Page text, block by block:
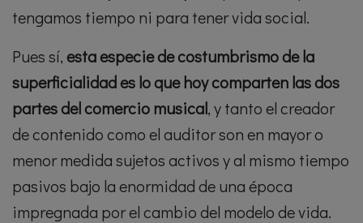
tengamos tiempo ni para tener vida social.
Pues sí,esta especie de costumbrismo de la
superficialidad es lo que hoy comparten las dos
partes del comercio musical, y tanto el creador
de contenido como el auditor son en mayor o
menor medida sujetos activos y al mismo tiempo
pasivos bajo la enormidad de una época
impregnada por el cambio del modelo de vida.